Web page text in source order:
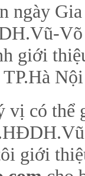
Gia
Võ
giới
thể
giới